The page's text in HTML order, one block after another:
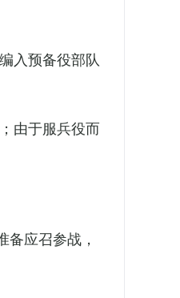
入预备役部队
由于服兵役而
应召参战，